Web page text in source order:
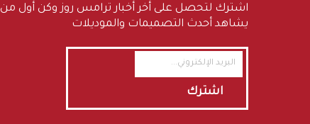
اشترك لتحصل على أخر أخبار ترامس روز وكن أول من
يشاهد أحدث التصميمات والموديلات
اشترك